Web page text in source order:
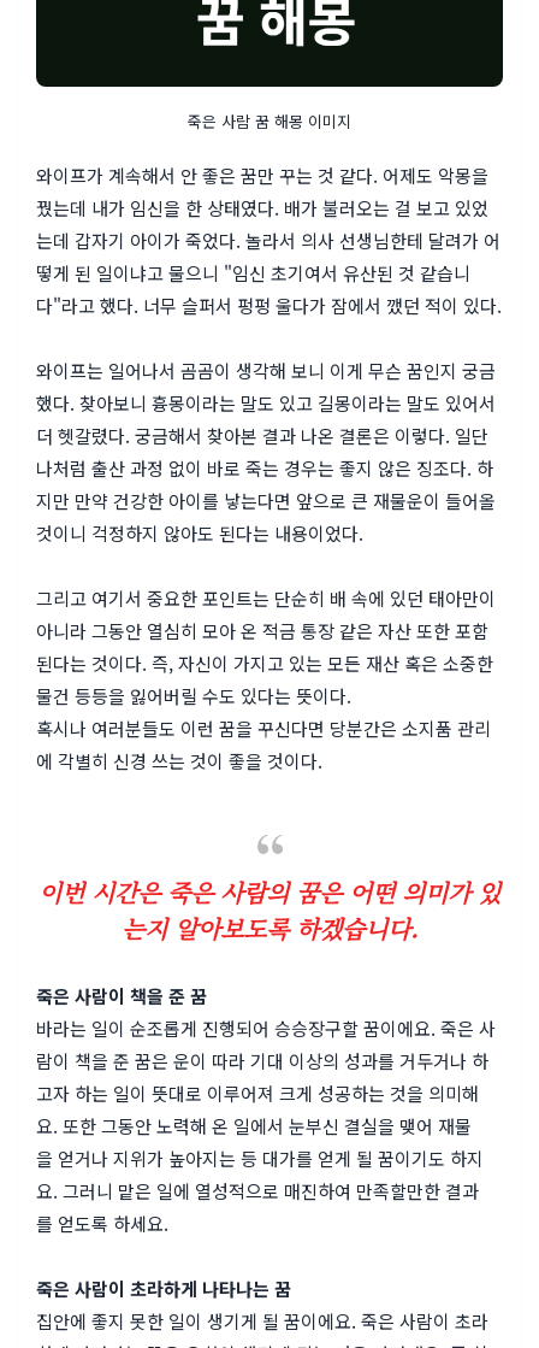
죽은 사람 꿈 해몽 이미지
와이프가 계속해서 안 좋은 꿈만 꾸는 것 같다. 어제도 악몽을
꿨는데 내가 임신을 한 상태였다. 배가 불러오는 걸 보고 있었
는데 갑자기 아이가 죽었다. 놀라서 의사 선생님한테 달려가 어
떻게 된 일이냐고 물으니 "임신 초기여서 유산된 것 같습니
다"라고 했다. 너무 슬퍼서 펑펑 울다가 잠에서 깼던 적이 있다.
와이프는 일어나서 곰곰이 생각해 보니 이게 무슨 꿈인지 궁금
했다. 찾아보니 흉몽이라는 말도 있고 길몽이라는 말도 있어서
더 헷갈렸다. 궁금해서 찾아본 결과 나온 결론은 이렇다. 일단
나처럼 출산 과정 없이 바로 죽는 경우는 좋지 않은 징조다. 하
지만 만약 건강한 아이를 낳는다면 앞으로 큰 재물운이 들어올
것이니 걱정하지 않아도 된다는 내용이었다.
그리고 여기서 중요한 포인트는 단순히 배 속에 있던 태아만이
아니라 그동안 열심히 모아 온 적금 통장 같은 자산 또한 포함
된다는 것이다. 즉, 자신이 가지고 있는 모든 재산 혹은 소중한
물건 등등을 잃어버릴 수도 있다는 뜻이다.
혹시나 여러분들도 이런 꿈을 꾸신다면 당분간은 소지품 관리
에 각별히 신경 쓰는 것이 좋을 것이다.
이번 시간은 죽은 사람의 꿈은 어떤 의미가 있
는지 알아보도록 하겠습니다.
죽은 사람이 책을 준 꿈
바라는 일이 순조롭게 진행되어 승승장구할 꿈이에요. 죽은 사
람이 책을 준 꿈은 운이 따라 기대 이상의 성과를 거두거나 하
고자 하는 일이 뜻대로 이루어져 크게 성공하는 것을 의미해
요. 또한 그동안 노력해 온 일에서 눈부신 결실을 맺어 재물
을 얻거나 지위가 높아지는 등 대가를 얻게 될 꿈이기도 하지
요. 그러니 맡은 일에 열성적으로 매진하여 만족할만한 결과
를 얻도록 하세요.
죽은 사람이 초라하게 나타나는 꿈
집안에 좋지 못한 일이 생기게 될 꿈이에요. 죽은 사람이 초라